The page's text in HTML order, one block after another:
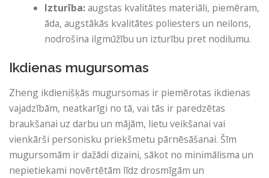
Izturība:augstas kvalitātes materiāli, piemēram,
āda, augstākās kvalitātes poliesters un neilons,
nodrošina ilgmūžību un izturību pret nodilumu.
Ikdienas mugursomas
Zheng ikdienišķās mugursomas ir piemērotas ikdienas
vajadzībām, neatkarīgi no tā, vai tās ir paredzētas
braukšanai uz darbu un mājām, lietu veikšanai vai
vienkārši personisku priekšmetu pārnēsāšanai. Šīm
mugursomām ir dažādi dizaini, sākot no minimālisma un
nepietiekami novērtētām līdz drosmīgām un